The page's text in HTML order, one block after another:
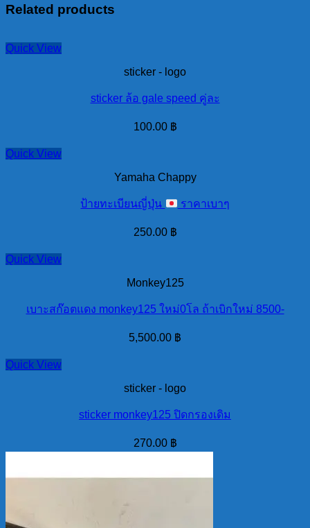
Related products
Quick View
sticker - logo
sticker ล้อ gale speed คู่ละ
100.00 ฿
Quick View
Yamaha Chappy
ป้ายทะเบียนญี่ปุ่น ราคาเบาๆ
250.00 ฿
Quick View
Monkey125
เบาะสก๊อตแดง monkey125 ใหม่0โล ถ้าเบิกใหม่ 8500-
5,500.00 ฿
Quick View
sticker - logo
sticker monkey125 ปิดกรองเดิม
270.00 ฿